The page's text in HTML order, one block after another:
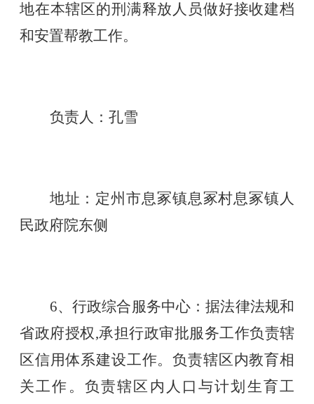
地在本辖区的刑满释放人员做好接收建档
和安置帮教工作。
负责人：孔雪
地址：定州市息冢镇息冢村息冢镇人
民政府院东侧
6、行政综合服务中心：据法律法规和
省政府授权,承担行政审批服务工作负责辖
区信用体系建设工作。负责辖区内教育相
关工作。负责辖区内人口与计划生育工